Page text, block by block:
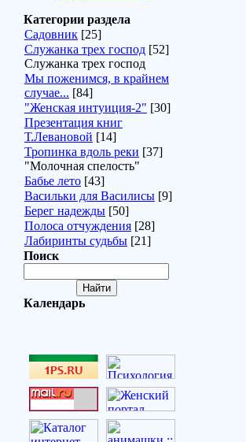
Категории раздела
Садовник [25]
Служанка трех господ [52]
Служанка трех господ
Мы поженимся, в крайнем
случае... [84]
"Женская интуиция-2" [30]
Презентация книг
Т.Левановой [14]
Тропинка вдоль реки [37]
"Молочная спелость"
Бабье лето [43]
Васильки для Василисы [9]
Берег надежды [50]
Полоса отчуждения [28]
Лабиринты судьбы [21]
Поиск
Календарь